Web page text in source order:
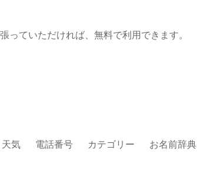
っていただければ、無料で利用できます。
天気 電話番号 カテゴリー お名前辞典